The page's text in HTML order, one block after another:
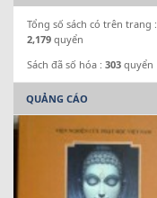
Tổng số sách có trên trang :
2,179 quyển
Sách đã số hóa : 303 quyển
QUẢNG CÁO